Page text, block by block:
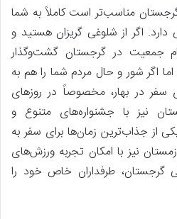
مناسب‌تر است کاملاً به شما
دارد. اگر از شلوغی گریزان هستید و
جمعیت در گرجستان گشت‌وگذار
اگر شور و حال مردم شما را هم به
سفر در بهار، مخصوصاً در روزهای
نیز با جشنواره‌های متنوع و
از جذاب‌ترین زمان‌ها برای سفر به
نیز با امکان تجربه ورزش‌های
گرجستان، طرفداران خاص خود را